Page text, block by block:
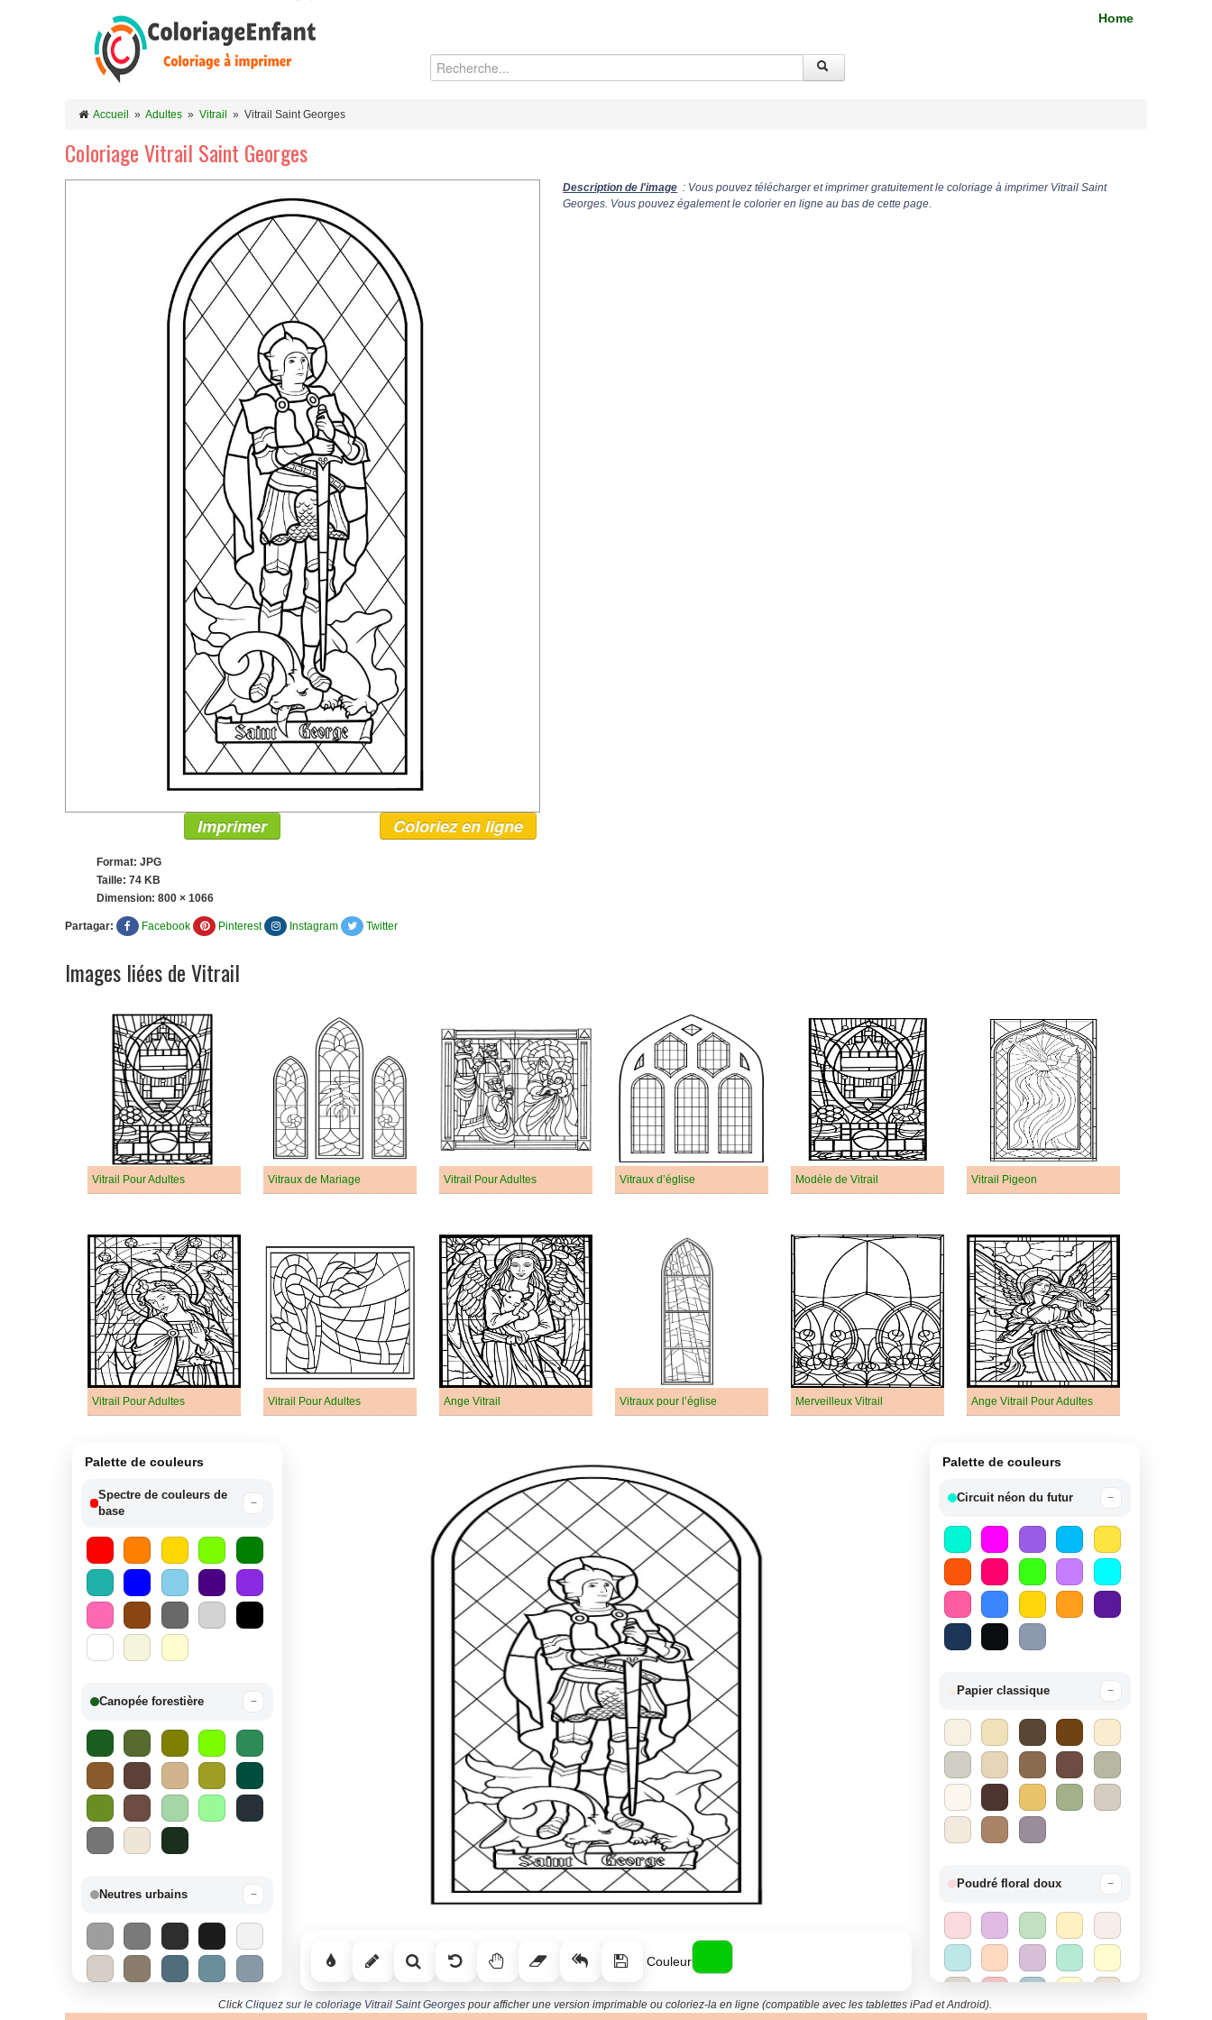
Home
Accueil » Adultes » Vitrail » Vitrail Saint Georges
Coloriage Vitrail Saint Georges
Description de l'image : Vous pouvez télécharger et imprimer gratuitement le coloriage à imprimer Vitrail Saint
Georges. Vous pouvez également le colorier en ligne au bas de cette page.
Imprimer Coloriez en ligne
Format: JPG
Taille: 74 KB
Dimension: 800 × 1066
Partagar: Facebook Pinterest Instagram Twitter
Images liées de Vitrail
Vitrail Pour Adultes Vitraux de Mariage Vitrail Pour Adultes Vitraux d’église Modèle de Vitrail Vitrail Pigeon
Vitrail Pour Adultes Vitrail Pour Adultes Ange Vitrail Vitraux pour l’église Merveilleux Vitrail Ange Vitrail Pour Adultes
Palette de couleurs
Spectre de couleurs de
base
−
Canopée forestière −
Neutres urbains −
Couleur
Palette de couleurs
Circuit néon du futur −
Papier classique −
Poudré floral doux −
ClickCliquez sur le coloriage Vitrail Saint Georgespour afficher une version imprimable ou coloriez-la en ligne (compatible avec les tablettes iPad et Android).